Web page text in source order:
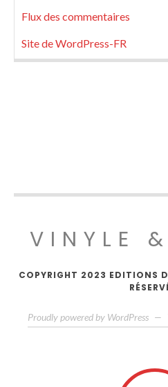
Flux des commentaires
Site de WordPress-FR
VINYLE
COPYRIGHT 2023 EDITIONS
Proudly powered by WordPress —